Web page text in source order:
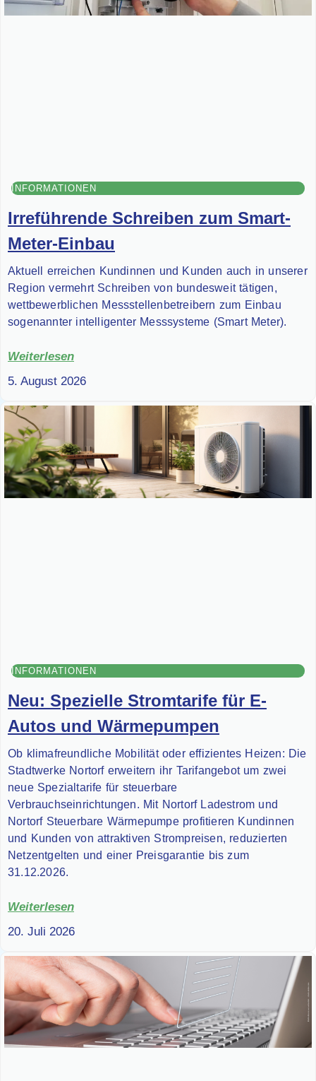
INFORMATIONEN
Irreführende Schreiben zum Smart-
Meter-Einbau
Aktuell erreichen Kundinnen und Kunden auch in unserer
Region vermehrt Schreiben von bundesweit tätigen,
wettbewerblichen Messstellenbetreibern zum Einbau
sogenannter intelligenter Messsysteme (Smart Meter).
Weiterlesen
5. August 2026
INFORMATIONEN
Neu: Spezielle Stromtarife für E-
Autos und Wärmepumpen
Ob klimafreundliche Mobilität oder effizientes Heizen: Die
Stadtwerke Nortorf erweitern ihr Tarifangebot um zwei
neue Spezialtarife für steuerbare
Verbrauchseinrichtungen. Mit Nortorf Ladestrom und
Nortorf Steuerbare Wärmepumpe profitieren Kundinnen
und Kunden von attraktiven Strompreisen, reduzierten
Netzentgelten und einer Preisgarantie bis zum
31.12.2026.
Weiterlesen
20. Juli 2026